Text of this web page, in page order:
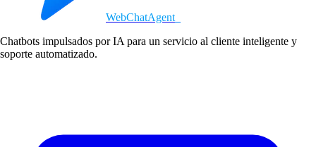
WebChatAgent
Chatbots impulsados por IA para un servicio al cliente inteligente y
soporte automatizado.